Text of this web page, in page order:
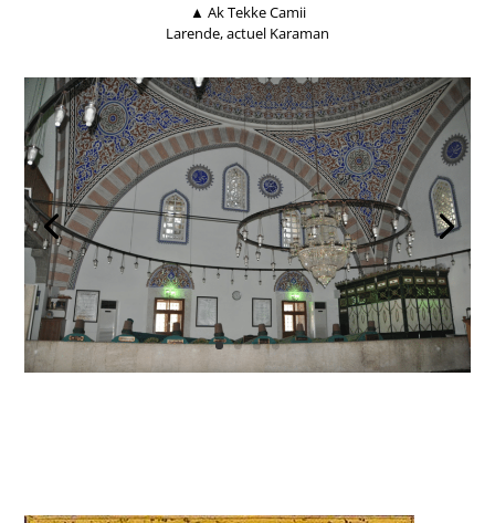
▲ Ak Tekke Camii
Larende, actuel Karaman